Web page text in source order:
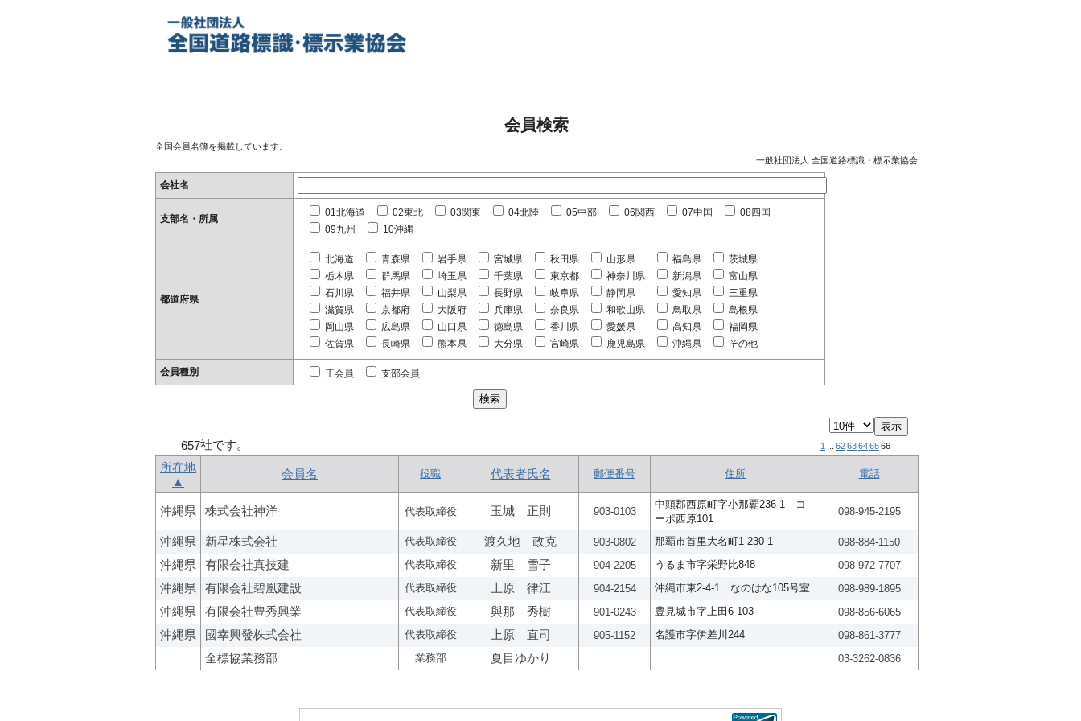
会員検索
全国会員名簿を掲載しています。
一般社団法人 全国道路標識・標示業協会
会社名
支部名・所属
01北海道 02東北 03関東 04北陸 05中部 06関西 07中国
08四国
09九州
10沖縄
都道府県
北海道 青森県 岩手県 宮城県 秋田県 山形県 福島県
茨城県
栃木県
群馬県 埼玉県 千葉県 東京都 神奈川県 新潟県
富山県
石川県
福井県 山梨県 長野県 岐阜県 静岡県 愛知県
三重県
滋賀県
京都府 大阪府 兵庫県 奈良県 和歌山県 鳥取県
島根県
岡山県
広島県 山口県 徳島県 香川県 愛媛県 高知県
福岡県
佐賀県
長崎県 熊本県 大分県 宮崎県 鹿児島県 沖縄県 その他
会員種別 正会員 支部会員
657社です。 1 6263646566
所在地
▲
会員名 役職 代表者氏名 郵便番号 住所 電話
沖縄県 株式会社神洋 代表取締役 玉城 正則 903-0103
中頭郡西原町字小那覇236-1 コ
ーポ西原101
098-945-2195
沖縄県 新星株式会社 代表取締役 渡久地 政克 903-0802 那覇市首里大名町1-230-1 098-884-1150
沖縄県 有限会社真技建 代表取締役 新里 雪子 904-2205 うるま市字栄野比848 098-972-7707
沖縄県 有限会社碧凰建設 代表取締役 上原 律江 904-2154 沖縄市東2-4-1 なのはな105号室 098-989-1895
沖縄県 有限会社豊秀興業 代表取締役 與那 秀樹 901-0243 豊見城市字上田6-103 098-856-6065
沖縄県 國幸興發株式会社 代表取締役 上原 直司 905-1152 名護市字伊差川244 098-861-3777
全標協業務部 業務部 夏目ゆかり 03-3262-0836